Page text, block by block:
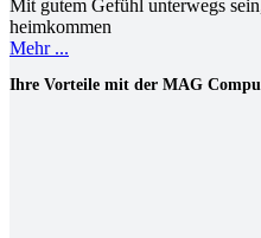
Mit gutem Gefühl unterwegs
heimkommen
Mehr ...
Ihre Vorteile mit der MAG